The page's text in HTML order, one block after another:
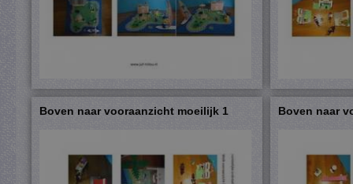
Boven naar vooraanzicht moeilijk 1 Boven naar